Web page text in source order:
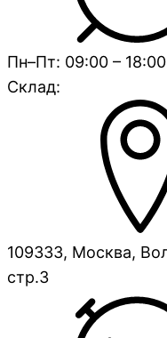
Пн–Пт: 09:00 – 18:00
Склад:
109333, Москва,
стр.3